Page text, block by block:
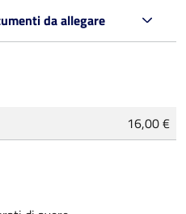
da allegare
16,00 €